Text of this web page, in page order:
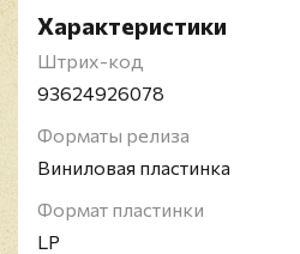
Такасом. Оригинальное
было взято из журнальной
Goo Goo Doll. В 1998 году за
коллектива поднималось в
различных чартах, а число
достигает десяти миллионов
Характеристики
Штрих-код
93624926078
Форматы релиза
Виниловая пластинка
Формат пластинки
LP